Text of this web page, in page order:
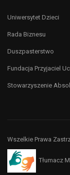
Uniwersytet Dzieci
Rada Biznesu
Duszpasterstwo
Fundacja Przyjaciel
Stowarzyszenie
Wszelkie Prawa
Tłumacz